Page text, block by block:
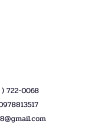
722-0068